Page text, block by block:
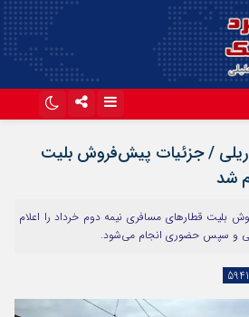
ریلی / جزئیات پیش‌فروش بلیت
شد
بلیت قطارهای مسافری نیمه دوم خرداد را اعلام
و سپس حضوری انجام می‌شود.